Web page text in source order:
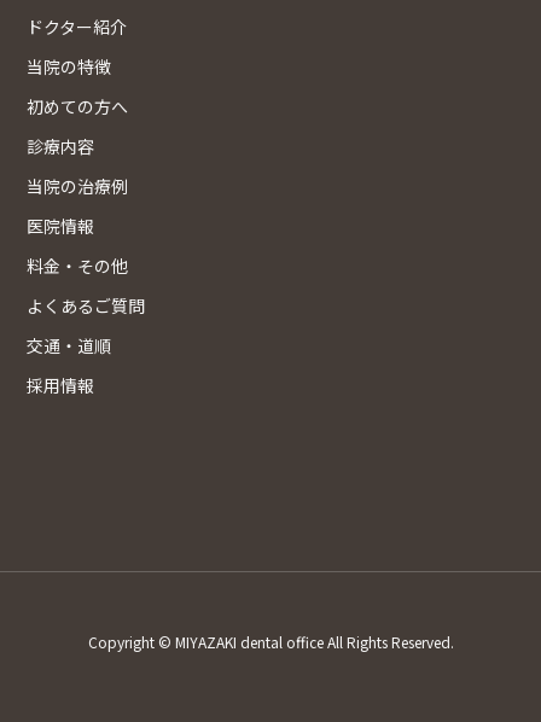
ドクター紹介
当院の特徴
初めての方へ
診療内容
当院の治療例
医院情報
料金・その他
よくあるご質問
交通・道順
採用情報
Copyright © MIYAZAKI dental office All Rights Reserved.